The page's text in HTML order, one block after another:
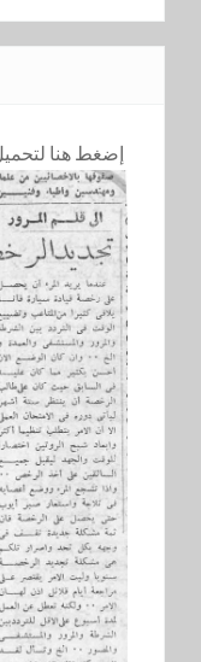
إضغط هنا